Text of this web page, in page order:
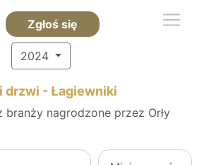
Zgłoś się
2024
drzwi - Łagiewniki
nagrodzone przez Orły